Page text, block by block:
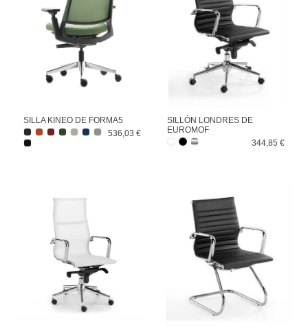
SILLA KINEO DE FORMA5
536,03 €
SILLÓN LONDRES DE
EUROMOF
344,85 €